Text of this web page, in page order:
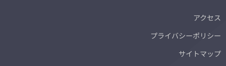
アクセス
プライバシーポリシー
サイトマップ